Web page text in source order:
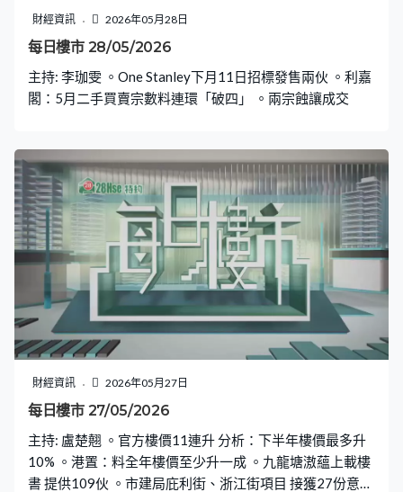
財經資訊 2026年05月28日
每日樓市 28/05/2026
主持: 李珈雯 。One Stanley下月11日招標發售兩伙 。利嘉
閣：5月二手買賣宗數料連環「破四」 。兩宗蝕讓成交
財經資訊 2026年05月27日
每日樓市 27/05/2026
主持: 盧楚翹 。官方樓價11連升 分析：下半年樓價最多升
10% 。港置：料全年樓價至少升一成 。九龍塘滶蘊上載樓
書 提供109伙 。市建局庇利街、浙江街項目 接獲27份意向